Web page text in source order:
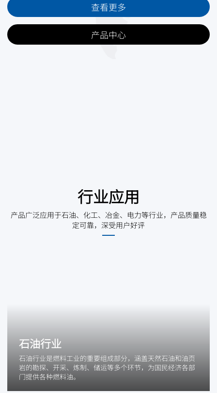
查看更多
产品中心
行业应用
产品广泛应用于石油、化工、冶金、电力等行业，产品质量稳
定可靠，深受用户好评
石油行业
石油行业是燃料工业的重要组成部分，涵盖天然石油和油页
岩的勘探、开采、炼制、储运等多个环节，为国民经济各部
门提供各种燃料油。